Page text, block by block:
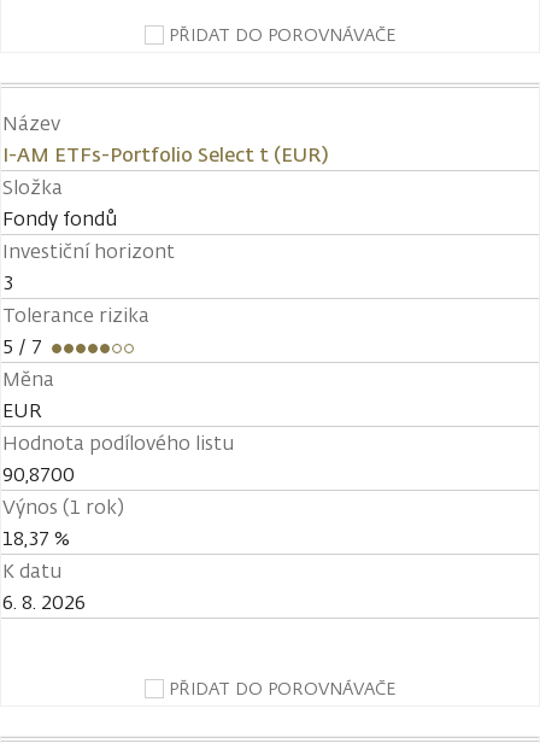
PŘIDAT DO POROVNÁVAČE
Název
I-AM ETFs-Portfolio Select t (EUR)
Složka
Fondy fondů
Investiční horizont
3
Tolerance rizika
5 / 7
Měna
EUR
Hodnota podílového listu
90,8700
Výnos (1 rok)
18,37 %
K datu
6. 8. 2026
PŘIDAT DO POROVNÁVAČE